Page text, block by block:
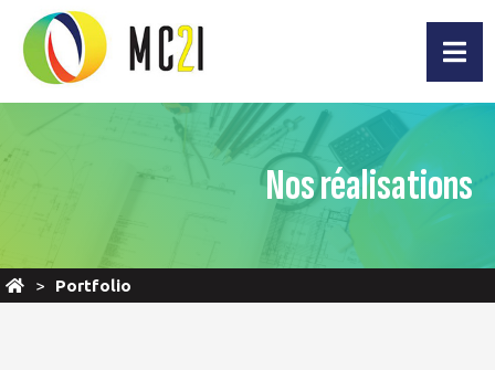
Nos réalisations
Portfolio